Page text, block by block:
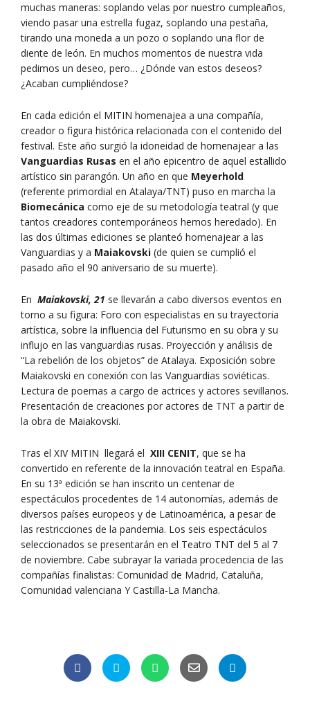
muchas maneras: soplando velas por nuestro cumpleaños,
viendo pasar una estrella fugaz, soplando una pestaña,
tirando una moneda a un pozo o soplando una flor de
diente de león. En muchos momentos de nuestra vida
pedimos un deseo, pero… ¿Dónde van estos deseos?
¿Acaban cumpliéndose?
En cada edición el MITIN homenajea a una compañía,
creador o figura histórica relacionada con el contenido del
festival. Este año surgió la idoneidad de homenajear a las
Vanguardias Rusas en el año epicentro de aquel estallido
artístico sin parangón. Un año en que Meyerhold
(referente primordial en Atalaya/TNT) puso en marcha la
Biomecánica como eje de su metodología teatral (y que
tantos creadores contemporáneos hemos heredado). En
las dos últimas ediciones se planteó homenajear a las
Vanguardias y a Maiakovski (de quien se cumplió el
pasado año el 90 aniversario de su muerte).
En Maiakovski, 21 se llevarán a cabo diversos eventos en
torno a su figura: Foro con especialistas en su trayectoria
artística, sobre la influencia del Futurismo en su obra y su
influjo en las vanguardias rusas. Proyección y análisis de
“La rebelión de los objetos” de Atalaya. Exposición sobre
Maiakovski en conexión con las Vanguardias soviéticas.
Lectura de poemas a cargo de actrices y actores sevillanos.
Presentación de creaciones por actores de TNT a partir de
la obra de Maiakovski.
Tras el XIV MITIN llegará el XIII CENIT, que se ha
convertido en referente de la innovación teatral en España.
En su 13ª edición se han inscrito un centenar de
espectáculos procedentes de 14 autonomías, además de
diversos países europeos y de Latinoamérica, a pesar de
las restricciones de la pandemia. Los seis espectáculos
seleccionados se presentarán en el Teatro TNT del 5 al 7
de noviembre. Cabe subrayar la variada procedencia de las
compañías finalistas: Comunidad de Madrid, Cataluña,
Comunidad valenciana Y Castilla-La Mancha.